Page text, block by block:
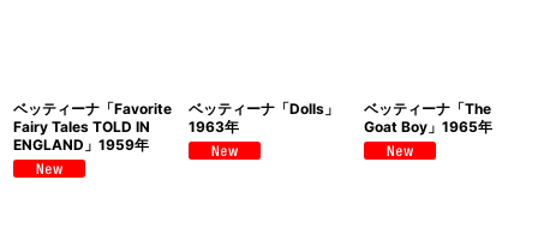
ベッティーナ「Favorite
Fairy Tales TOLD IN
ENGLAND」1959年
ベッティーナ「Dolls」
1963年
ベッティーナ「The
Goat Boy」1965年